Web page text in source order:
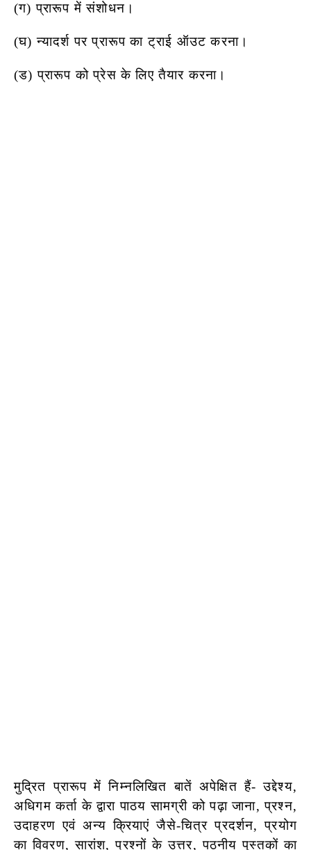
(ग) प्रारूप में संशोधन।
(घ) न्यादर्श पर प्रारूप का ट्राई ऑउट करना।
(ड) प्रारूप को प्रेस के लिए तैयार करना।
मुद्रित प्रारूप में निम्नलिखित बातें अपेक्षित हैं- उद्देश्य,
अधिगम कर्ता के द्वारा पाठय सामग्री को पढ़ा जाना, प्रश्न,
उदाहरण एवं अन्य क्रियाएं जैसे-चित्र प्रदर्शन, प्रयोग
का विवरण, सारांश, प्रश्नों के उत्तर, पठनीय पुस्तकों का